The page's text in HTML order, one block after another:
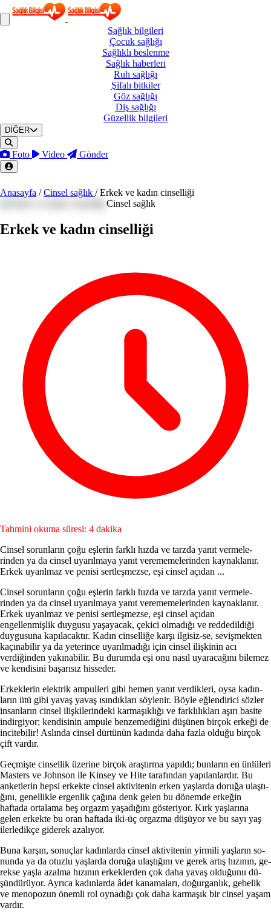
Sağlık bilgileri
Çocuk sağlığı
Sağlıklı beslenme
Sağlık haberleri
Ruh sağlığı
Şifalı bitkiler
Göz sağlığı
Diş sağlığı
Güzellik bilgileri
DİĞER
Foto Video Gönder
Anasayfa / Cinsel sağlık / Erkek ve kadın cinselliği
Cinsel sağlık
Erkek ve kadın cinselliği
Tahmini okuma süresi: 4 dakika
Cinsel sorunların çoğu eşlerin farklı hızda ve tarzda yanıt vermele­
rinden ya da cinsel uyarılmaya yanıt verememelerinden kaynaklanır.
Er­kek uyanlmaz ve penisi sertleşmezse, eşi cinsel açıdan ...
Cinsel sorunların çoğu eşlerin farklı hızda ve tarzda yanıt vermele­
rinden ya da cinsel uyarılmaya yanıt verememelerinden kaynaklanır.
Er­kek uyanlmaz ve penisi sertleşmezse, eşi cinsel açıdan
engellenmişlik duygusu yaşayacak, çekici olmadığı ve reddedildiği
duygusuna kapıla­caktır. Kadın cinselliğe karşı ilgisiz-se, sevişmekten
kaçınabilir ya da ye­terince uyarılmadığı için cinsel ilişki­nin acı
verdiğinden yakınabilir. Bu durumda eşi onu nasıl uyaracağını bilemez
ve kendisini başarısız hisse­der.
Erkeklerin elektrik ampulleri gibi hemen yanıt verdikleri, oysa kadın­
ların ütü gibi yavaş yavaş ısındıkları söylenir. Böyle eğlendirici sözler
in­sanların cinsel ilişkilerindeki karma­şıklığı ve farklılıkları aşırı basite
indir­giyor; kendisinin ampule benzeme­diğini düşünen birçok erkeği de
in­citebilir! Aslında cinsel dürtünün ka­dında daha fazla olduğu birçok
çift vardır.
Geçmişte cinsellik üzerine birçok araştırma yapıldı; bunların en ünlü­leri
Masters ve Johnson ile Kinsey ve Hite tarafından yapılanlardır. Bu
anketlerin hepsi erkekte cinsel aktivitenin erken yaşlarda doruğa ulaştı­
ğını, genellikle ergenlik çağına denk gelen bu dönemde erkeğin
haftada ortalama beş orgazm yaşadığını gösteriyor. Kırk yaşlarına
gelen er­kekte bu oran haftada iki-üç orgaz­ma düşüyor ve bu sayı yaş
ilerledik­çe giderek azalıyor.
Buna karşın, sonuçlar kadınlarda cinsel aktivitenin yirmili yaşların so­
nunda ya da otuzlu yaşlarda doruğa ulaştığını ve gerek artış hızının, ge­
rekse yaşla azalma hızının erkekler­den çok daha yavaş olduğunu dü­
şündürüyor. Ayrıca kadınlarda âdet kanamaları, doğurganlık, gebelik
ve menopozun önemli rol oynadığı çok daha karmaşık bir cinsel yaşam
var­dır.